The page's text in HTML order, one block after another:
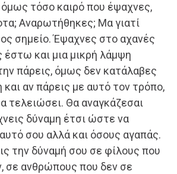
όμως τόσο καιρό που έψαχνες,
Αναρωτήθηκες; Μα γιατί
σημείο. Έψαχνες στο αχανές
έστω και μια μικρή λάμψη
πάρεις, όμως δεν κατάλαβες
αν πάρεις με αυτό τον τρόπο,
τελειώσει. Θα αναγκάζεσαι
δύναμη έτσι ώστε να
σου αλλά και όσους αγαπάς.
την δύναμή σου σε φίλους που
σε ανθρώπους που δεν σε